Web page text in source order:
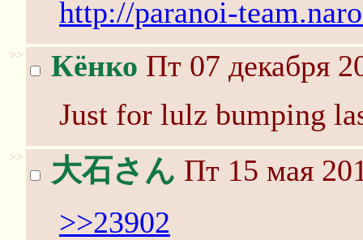
http://paranoi-
>> Кёнко Пт 07 декабря
Just for lulz bumping
>> 大石さん Пт 15 мая
>>23902